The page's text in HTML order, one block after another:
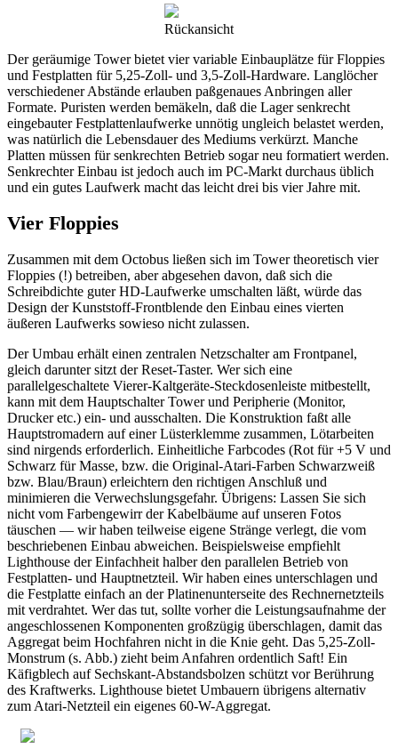
Rückansicht
Der geräumige Tower bietet vier variable Einbauplätze für Floppies
und Festplatten für 5,25-Zoll- und 3,5-Zoll-Hardware. Langlöcher
verschiedener Abstände erlauben paßgenaues Anbringen aller
Formate. Puristen werden bemäkeln, daß die Lager senkrecht
eingebauter Festplattenlaufwerke unnötig ungleich belastet werden,
was natürlich die Lebensdauer des Mediums verkürzt. Manche
Platten müssen für senkrechten Betrieb sogar neu formatiert werden.
Senkrechter Einbau ist jedoch auch im PC-Markt durchaus üblich
und ein gutes Laufwerk macht das leicht drei bis vier Jahre mit.
Vier Floppies
Zusammen mit dem Octobus ließen sich im Tower theoretisch vier
Floppies (!) betreiben, aber abgesehen davon, daß sich die
Schreibdichte guter HD-Laufwerke umschalten läßt, würde das
Design der Kunststoff-Frontblende den Einbau eines vierten
äußeren Laufwerks sowieso nicht zulassen.
Der Umbau erhält einen zentralen Netzschalter am Frontpanel,
gleich darunter sitzt der Reset-Taster. Wer sich eine
parallelgeschaltete Vierer-Kaltgeräte-Steckdosenleiste mitbestellt,
kann mit dem Hauptschalter Tower und Peripherie (Monitor,
Drucker etc.) ein- und ausschalten. Die Konstruktion faßt alle
Hauptstromadern auf einer Lüsterklemme zusammen, Lötarbeiten
sind nirgends erforderlich. Einheitliche Farbcodes (Rot für +5 V und
Schwarz für Masse, bzw. die Original-Atari-Farben Schwarzweiß
bzw. Blau/Braun) erleichtern den richtigen Anschluß und
minimieren die Verwechslungsgefahr. Übrigens: Lassen Sie sich
nicht vom Farbengewirr der Kabelbäume auf unseren Fotos
täuschen — wir haben teilweise eigene Stränge verlegt, die vom
beschriebenen Einbau abweichen. Beispielsweise empfiehlt
Lighthouse der Einfachheit halber den parallelen Betrieb von
Festplatten- und Hauptnetzteil. Wir haben eines unterschlagen und
die Festplatte einfach an der Platinenunterseite des Rechnernetzteils
mit verdrahtet. Wer das tut, sollte vorher die Leistungsaufnahme der
angeschlossenen Komponenten großzügig überschlagen, damit das
Aggregat beim Hochfahren nicht in die Knie geht. Das 5,25-Zoll-
Monstrum (s. Abb.) zieht beim Anfahren ordentlich Saft! Ein
Käfigblech auf Sechskant-Abstandsbolzen schützt vor Berührung
des Kraftwerks. Lighthouse bietet Umbauern übrigens alternativ
zum Atari-Netzteil ein eigenes 60-W-Aggregat.